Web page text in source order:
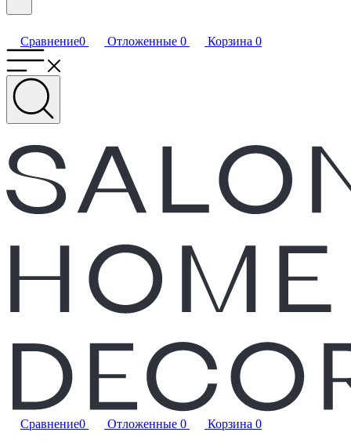
Сравнение0 Отложенные 0 Корзина 0
Сравнение0 Отложенные 0 Корзина 0